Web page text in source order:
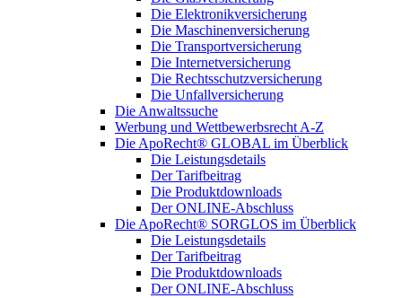
Die Elektronikversicherung
Die Maschinenversicherung
Die Transportversicherung
Die Internetversicherung
Die Rechtsschutzversicherung
Die Unfallversicherung
Die Anwaltssuche
Werbung und Wettbewerbsrecht A-Z
Die ApoRecht® GLOBAL im Überblick
Die Leistungsdetails
Der Tarifbeitrag
Die Produktdownloads
Der ONLINE-Abschluss
Die ApoRecht® SORGLOS im Überblick
Die Leistungsdetails
Der Tarifbeitrag
Die Produktdownloads
Der ONLINE-Abschluss